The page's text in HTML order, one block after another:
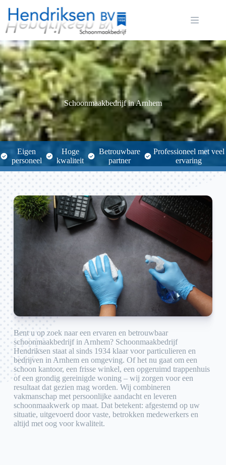
naar
inhoud
Schoonmaakbedrijf in Arnhem
Eigen
personeel
Hoge
kwaliteit
Betrouwbare
partner
Professioneel met veel
ervaring
Bent u op zoek naar een ervaren en betrouwbaar
schoonmaakbedrijf in Arnhem? Schoonmaakbedrijf
Hendriksen staat al sinds 1934 klaar voor particulieren en
bedrijven in Arnhem en omgeving. Of het nu gaat om een
schoon kantoor, een frisse winkel, een opgeruimd trappenhuis
of een grondig gereinigde woning – wij zorgen voor een
resultaat dat gezien mag worden. Wij combineren
vakmanschap met persoonlijke aandacht en leveren
schoonmaakwerk op maat. Dat betekent: afgestemd op uw
situatie, uitgevoerd door vaste, betrokken medewerkers en
altijd met oog voor kwaliteit.